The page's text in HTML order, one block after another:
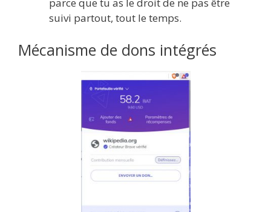
suivi partout, tout le temps.
Mécanisme de dons intégrés